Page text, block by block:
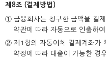
제8조 (결제방법)
① 금융회사는 청구한 금액을 결
약관에 따라 자동으로 인출하
② 제1항의 자동이체 결제계좌가
약정에 따라 대출이 가능한 경